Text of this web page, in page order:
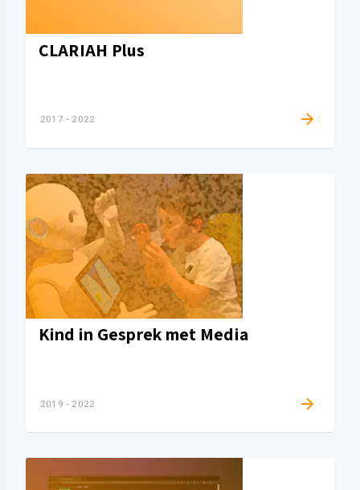
CLARIAH Plus
2017 - 2022
Kind in Gesprek met Media
2019 - 2022